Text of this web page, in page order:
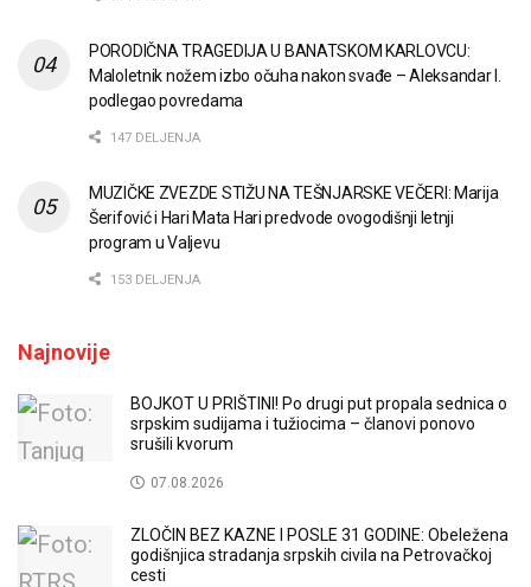
PORODIČNA TRAGEDIJA U BANATSKOM KARLOVCU:
Maloletnik nožem izbo očuha nakon svađe – Aleksandar I.
podlegao povredama
147 DELJENJA
MUZIČKE ZVEZDE STIŽU NA TEŠNJARSKE VEČERI: Marija
Šerifović i Hari Mata Hari predvode ovogodišnji letnji
program u Valjevu
153 DELJENJA
Najnovije
BOJKOT U PRIŠTINI! Po drugi put propala sednica o
srpskim sudijama i tužiocima – članovi ponovo
srušili kvorum
07.08.2026
ZLOČIN BEZ KAZNE I POSLE 31 GODINE: Obeležena
godišnjica stradanja srpskih civila na Petrovačkoj
cesti